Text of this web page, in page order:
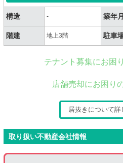
構造 - 築年月
階建 地上3階 駐車
テナント募集にお困
店舗売却にお困り
居抜きについて詳
取り扱い不動産会社情報